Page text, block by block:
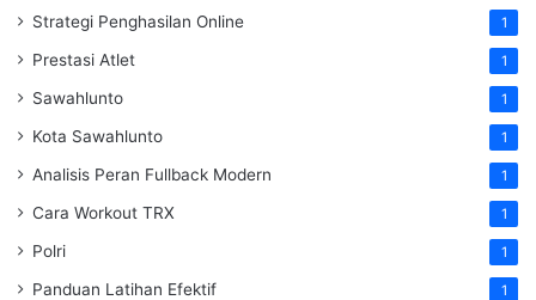
Strategi Penghasilan Online 1
Prestasi Atlet 1
Sawahlunto 1
Kota Sawahlunto 1
Analisis Peran Fullback Modern 1
Cara Workout TRX 1
Polri 1
Panduan Latihan Efektif 1